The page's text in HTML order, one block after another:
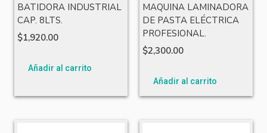
BATIDORA INDUSTRIAL
CAP. 8LTS.
$1,920.00
Añadir al carrito
MAQUINA LAMINADORA
DE PASTA ELÉCTRICA
PROFESIONAL.
$2,300.00
Añadir al carrito